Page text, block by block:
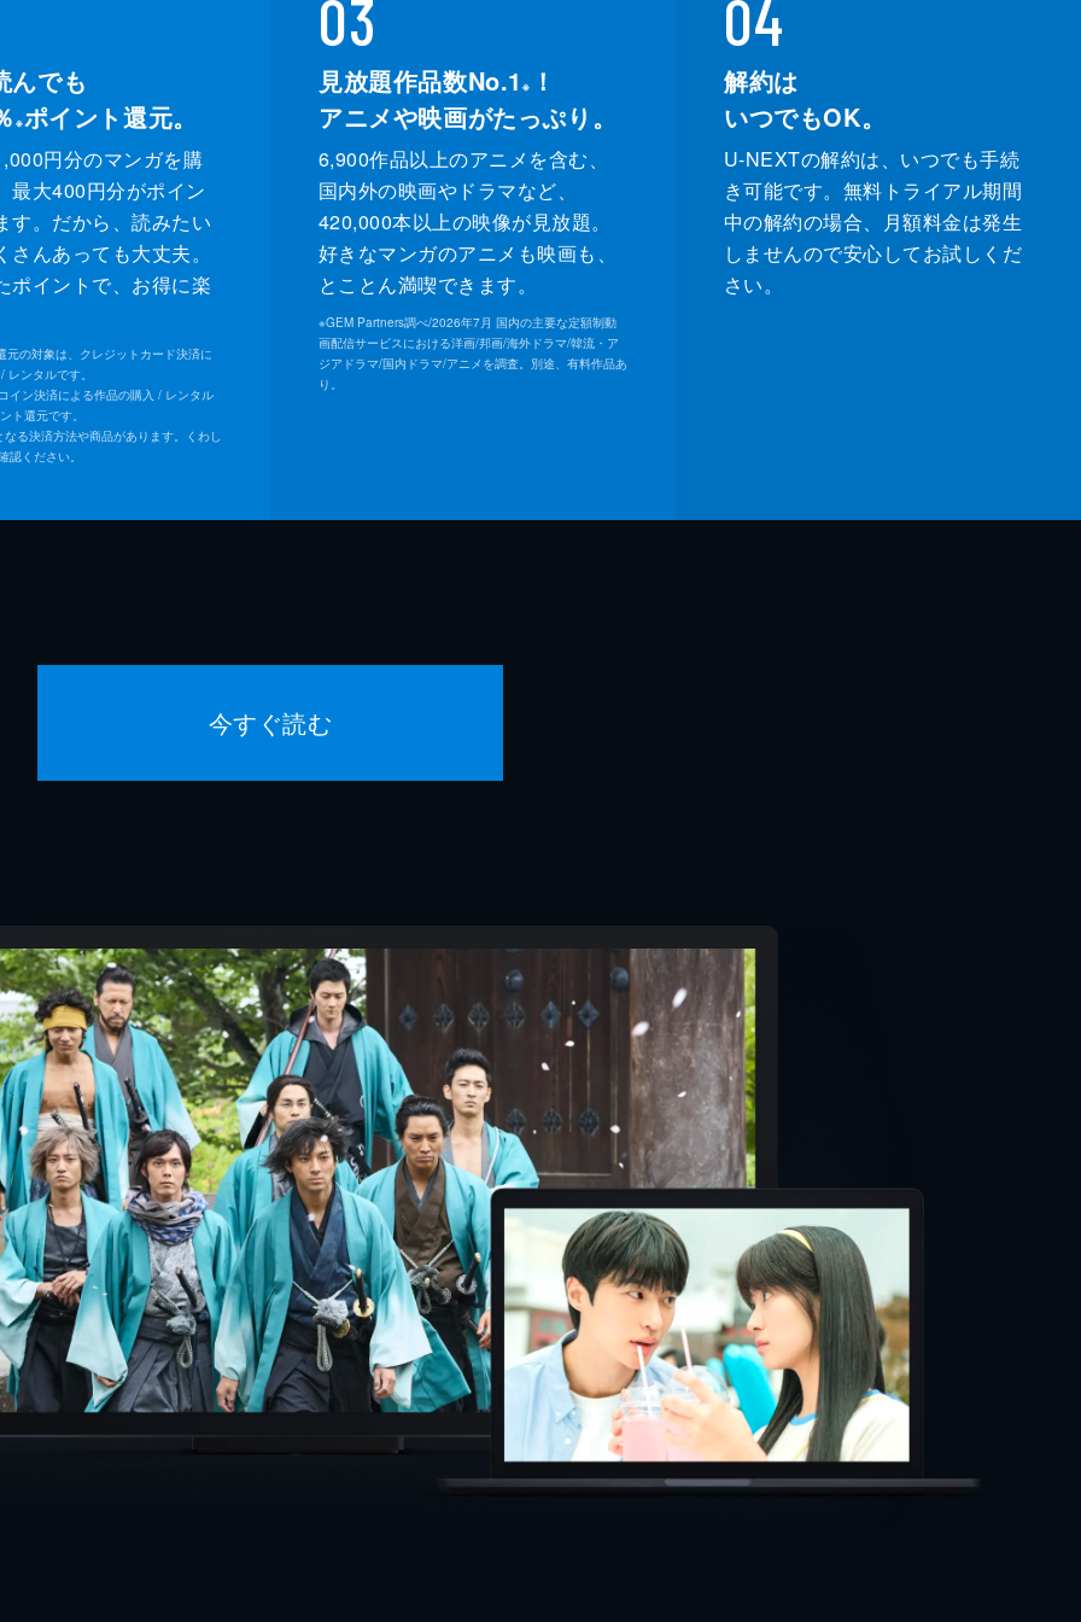
んでも
※ポイント還元。
円分のマンガを購
最大400円分がポイン
す。だから、読みたい
さんあっても大丈夫。
ポイントで、お得に楽
元の対象は、クレジットカード決済に
ンタルです。
イン決済による作品の購入 / レンタル
ト還元です。
なる決済方法や商品があります。くわし
認ください。
03
見放題作品数No.1 ※
！
アニメや映画がたっぷり。
6,900作品以上のアニメを含む、
国内外の映画やドラマなど、
420,000本以上の映像が見放題。
好きなマンガのアニメも映画も、
とことん満喫できます。
※GEM Partners調べ/2026年7⽉ 国内の主要な定額制動
画配信サービスにおける洋画/邦画/海外ドラマ/韓流・ア
ジアドラマ/国内ドラマ/アニメを調査。別途、有料作品あ
り。
04
解約は
いつでもOK。
U-NEXTの解約は、いつでも手続
き可能です。無料トライアル期間
中の解約の場合、月額料金は発生
しませんので安心してお試しくだ
さい。
今すぐ読む